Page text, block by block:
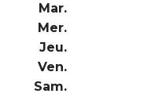
Mar.
Mer.
Jeu.
Ven.
Sam.